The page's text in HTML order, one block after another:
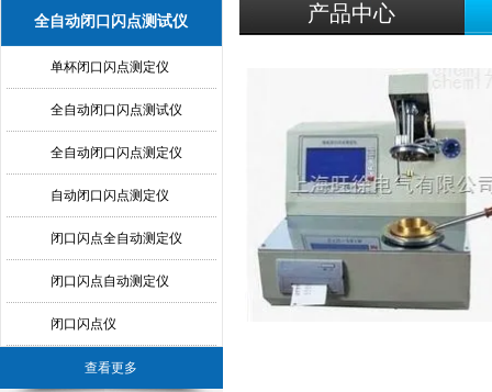
全自动闭口闪点测试仪
单杯闭口闪点测定仪
全自动闭口闪点测试仪
全自动闭口闪点测定仪
自动闭口闪点测定仪
闭口闪点全自动测定仪
闭口闪点自动测定仪
闭口闪点仪
查看更多
产品中心